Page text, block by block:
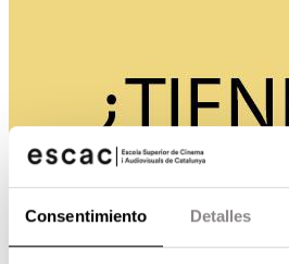
Consentimiento Detalles